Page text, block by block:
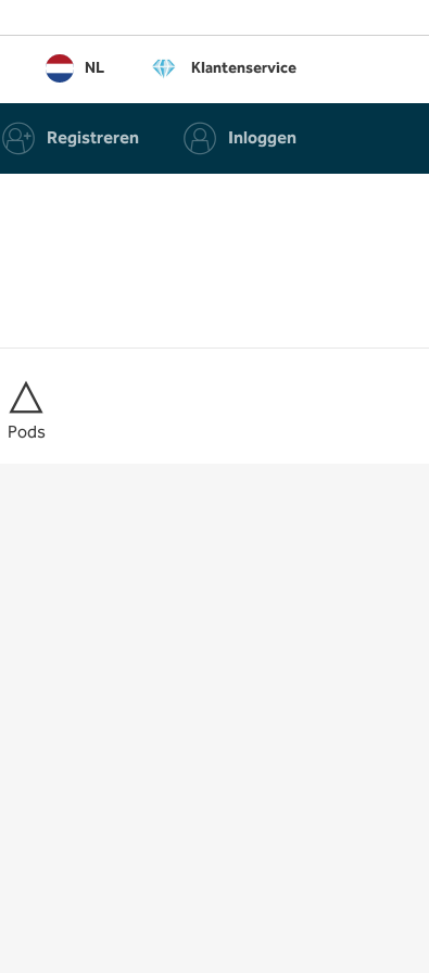
NL Klantenservice
Registreren Inloggen
Pods